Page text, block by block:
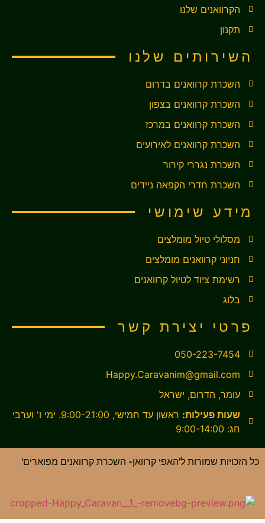
הקרוואנים שלנו
תקנון
השירותים שלנו
השכרת קרוואנים בדרום
השכרת קרוואנים בצפון
השכרת קרוואנים במרכז
השכרת קרוואנים לאירועים
השכרת נגררי קירור
השכרת חדרי הקפאה ניידים
מידע שימושי
מסלולי טיול מומלצים
חניוני קרוואנים מומלצים
רשימת ציוד לטיול קרוואנים
בלוג
פרטי יצירת קשר
050-223-7454
Happy.Caravanim@gmail.com
עומר, הדרום, ישראל
שעות פעילות:
ראשון עד חמישי, 9:00-21:00. ימי ו' וערבי
חג: 9:00-14:00
כל הזכויות שמורות ל'האפי קרוואן- השכרת קרוואנים מפוארים'